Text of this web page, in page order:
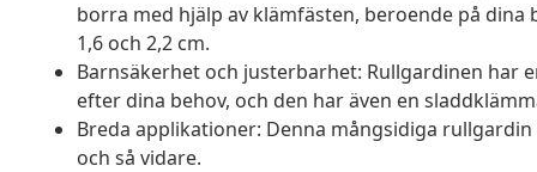
borra med hjälp av klämfästen, beroende på
1,6 och 2,2 cm.
Barnsäkerhet och justerbarhet: Rullgardinen har
efter dina behov, och den har även en
Breda applikationer: Denna mångsidiga
och så vidare.